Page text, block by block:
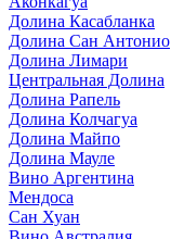
Долина Касабланка
Долина Сан Антонио
Долина Лимари
Центральная Долина
Долина Рапель
Долина Колчагуа
Долина Майпо
Долина Мауле
Вино Аргентина
Мендоса
Сан Хуан